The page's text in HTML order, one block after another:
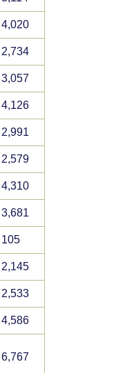
4,020
2,734
3,057
4,126
2,991
2,579
4,310
3,681
105
2,145
2,533
4,586
6,767